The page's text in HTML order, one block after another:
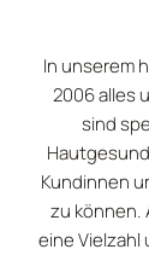
In unserem
2006 alles
sind
Kundinnen
zu können.
eine